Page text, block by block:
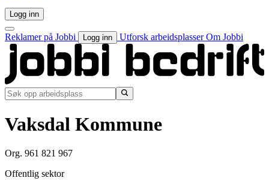
Logg inn
Reklamer på Jobbi Logg inn Utforsk arbeidsplasserOm Jobbi
Vaksdal Kommune
Org. 961 821 967
Offentlig sektor